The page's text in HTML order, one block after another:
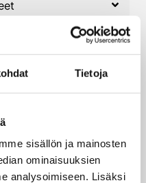
Tietoja
sisällön ja mainosten
ominaisuuksien
analysoimiseen. Lisäksi